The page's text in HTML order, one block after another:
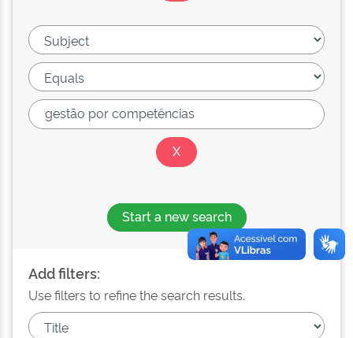
Start a new search
Add filters:
Use filters to refine the search results.